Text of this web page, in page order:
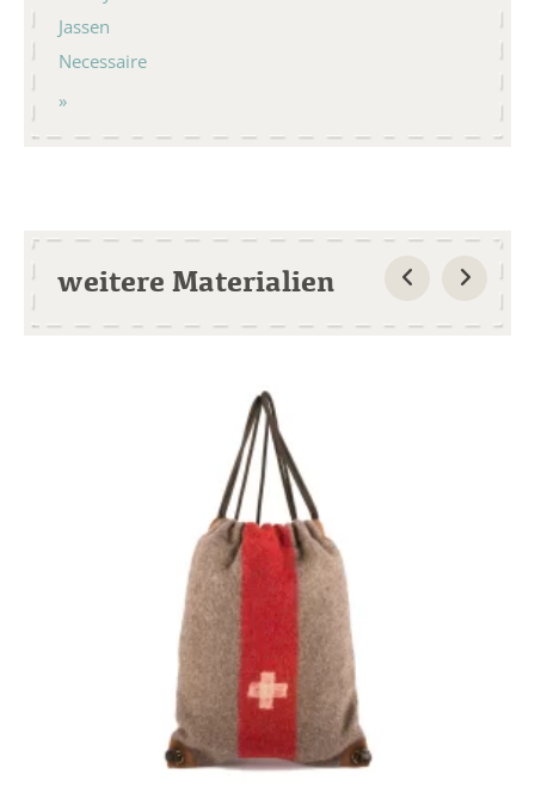
Jassen
Necessaire
weitere Materialien